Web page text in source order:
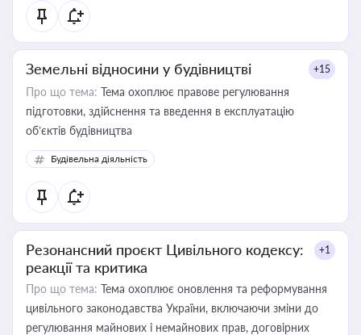
Земельні відносини у будівництві +15
Про що тема: Тема охоплює правове регулювання
підготовки, здійснення та введення в експлуатацію
об’єктів будівництва
Будівельна діяльність
Резонансний проєкт Цивільного кодексу:
реакції та критика
+1
Про що тема: Тема охоплює оновлення та реформування
цивільного законодавства України, включаючи зміни до
регулювання майнових і немайнових прав, договірних